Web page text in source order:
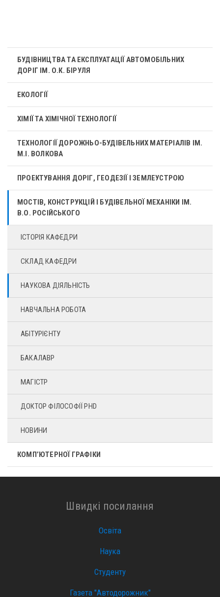
БУДІВНИЦТВА ТА ЕКСПЛУАТАЦІЇ АВТОМОБІЛЬНИХ
ДОРІГ ІМ. О.К. БІРУЛЯ
ЕКОЛОГІЇ
ХІМІЇ ТА ХІМІЧНОЇ ТЕХНОЛОГІЇ
ТЕХНОЛОГІЇ ДОРОЖНЬО-БУДІВЕЛЬНИХ МАТЕРІАЛІВ ІМ.
М.І. ВОЛКОВА
ПРОЕКТУВАННЯ ДОРІГ, ГЕОДЕЗІЇ І ЗЕМЛЕУСТРОЮ
МОСТІВ, КОНСТРУКЦІЙ І БУДІВЕЛЬНОЇ МЕХАНІКИ ІМ.
В.О. РОСІЙСЬКОГО
ІСТОРІЯ КАФЕДРИ
СКЛАД КАФЕДРИ
НАУКОВА ДІЯЛЬНІСТЬ
НАВЧАЛЬНА РОБОТА
АБІТУРІЄНТУ
БАКАЛАВР
МАГІСТР
ДОКТОР ФІЛОСОФІЇ PHD
НОВИНИ
КОМП’ЮТЕРНОЇ ГРАФІКИ
Швидкі посилання
Освіта
Наука
Студенту
Газета "Автодорожник"